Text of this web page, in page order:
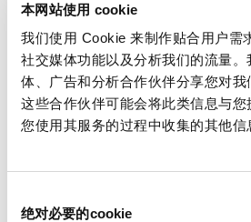
本网站使用 cookie
我们使用 Cookie 来制作贴合用户需
社交媒体功能以及分析我们的流量。
体、广告和分析合作伙伴分享您对我
这些合作伙伴可能会将此类信息与您
您使用其服务的过程中收集的其他信
绝对必要的cookie
噴砂及緞面處理的
，展現出與正面同樣迷人的金色
經垂直拉絲處理，令人聯想起圍繞
璣先生時代設計的擺陀。他是第一
的人，正如他對機刻雕花工藝所做
現今大多數擺陀的半圓形輪廓大相